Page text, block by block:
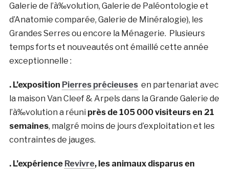
Galerie de l’à‰volution, Galerie de Paléontologie et
d’Anatomie comparée, Galerie de Minéralogie), les
Grandes Serres ou encore la Ménagerie. Plusieurs
temps forts et nouveautés ont émaillé cette année
exceptionnelle :
. L’exposition Pierres précieuses en partenariat avec
la maison Van Cleef & Arpels dans la Grande Galerie de
l’à‰volution a réuni près de 105 000 visiteurs en 21
semaines, malgré moins de jours d’exploitation et les
contraintes de jauges.
. L’expérience Revivre, les animaux disparus en